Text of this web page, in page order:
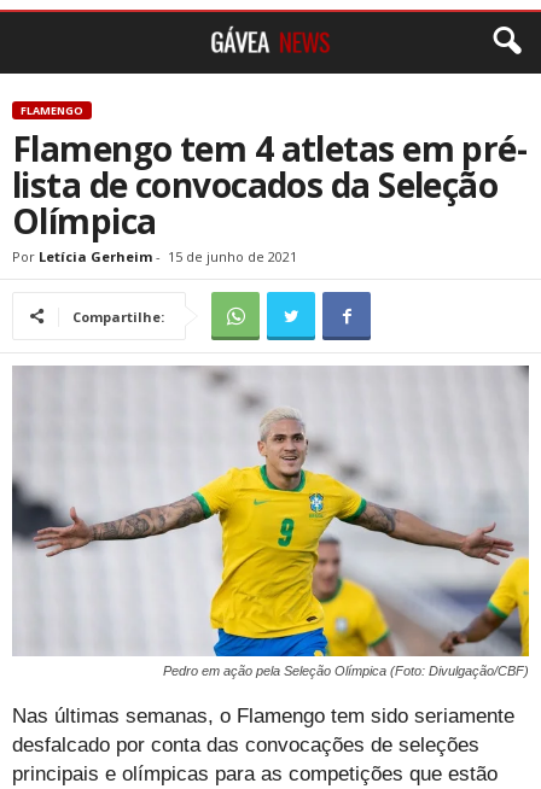
FLAMENGO
Flamengo tem 4 atletas em pré-
lista de convocados da Seleção
Olímpica
Por Letícia Gerheim - 15 de junho de 2021
Compartilhe:
Pedro em ação pela Seleção Olímpica (Foto: Divulgação/CBF)
Nas últimas semanas, o Flamengo tem sido seriamente
desfalcado por conta das convocações de seleções
principais e olímpicas para as competições que estão